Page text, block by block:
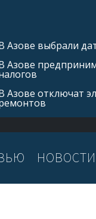
Азове выбрали
Азове
Азове отключат
НОВОСТИ